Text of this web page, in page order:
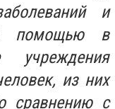
и
помощью в
учреждения
из них
сравнению с